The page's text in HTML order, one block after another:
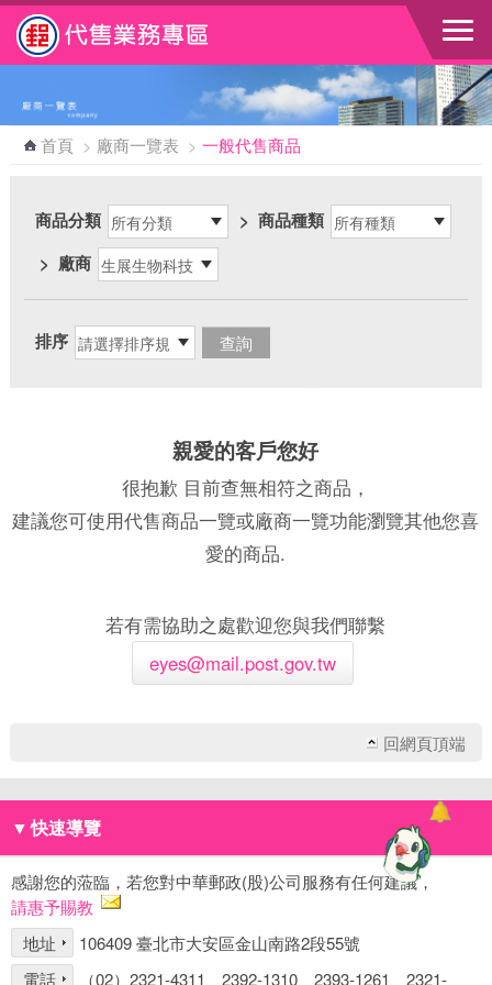
跳到主要內容區塊
首頁 > 廠商一覽表 > 一般代售商品
商品分類 > 商品種類
> 廠商
排序
親愛的客戶您好
很抱歉 目前查無相符之商品，
建議您可使用代售商品一覽或廠商一覽功能瀏覽其他您喜
愛的商品.
若有需協助之處歡迎您與我們聯繫
eyes@mail.post.gov.tw
回網頁頂端
▼ 快速導覽
感謝您的蒞臨，若您對中華郵政(股)公司服務有任何建議，
請惠予賜教
地址
106409 臺北市大安區金山南路2段55號
電話
（02）2321-4311、2392-1310、2393-1261、2321-